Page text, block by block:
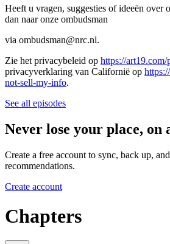
Heeft u vragen, suggesties of ideeën over
dan naar onze ombudsman
via ombudsman@nrc.nl.
Zie het privacybeleid op https://
privacyverklaring van Californië op
not-sell-my-info.
See all episodes
Never lose your place, on
Create a free account to sync, back up,
recommendations.
Create account
Chapters